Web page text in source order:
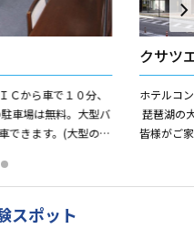
Ｃから車で１０分、
車場は無料。大型バ
できます。(大型の場
クサツ
ホテルコ
琵琶湖の
皆様がご
スポット